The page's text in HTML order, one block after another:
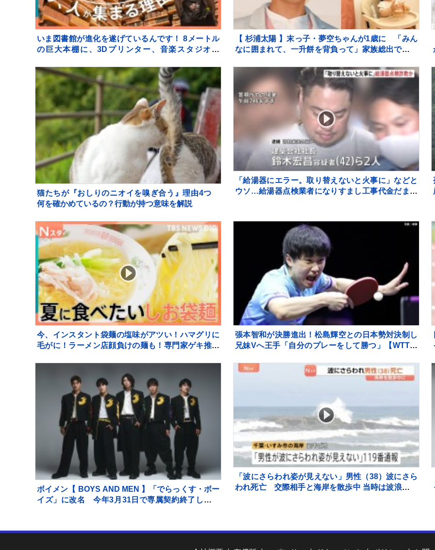
いま図書館が進化を遂げているんです！ 8メートル
の巨大本棚に、3Dプリンター、音楽スタジオま
7をご紹介！
【 杉浦太陽 】末っ子・夢空ちゃんが1歳に 「みん
なに囲まれて、一升餅を背負って」家族総出でお祝
猫たちが『おしりのニオイを嗅ぎ合う』理由4つ
何を確かめているの？行動が持つ意味を解説
「給湯器にエラー。取り替えないと火事に」などと
ウソ…給湯器点検業者になりすまし工事代金だまし
今、インスタント袋麺の塩味がアツい！ハマグリに
毛がに！ラーメン店顔負けの麺も！専門家ゲキ推し
張本智和が決勝進出！松島輝空との日本勢対決制し
兄妹Vへ王手「自分のプレーをして勝つ」【WTTチ
ボイメン【 BOYS AND MEN 】「でらっくす・ボー
イズ」に改名 今年3月31日で専属契約終了してお
「波にさらわれ姿が見えない」男性（38）波にさら
われ死亡 交際相手と海岸を散歩中 当時は波浪注意